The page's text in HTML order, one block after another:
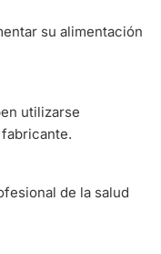
su alimentación
utilizarse
de la salud